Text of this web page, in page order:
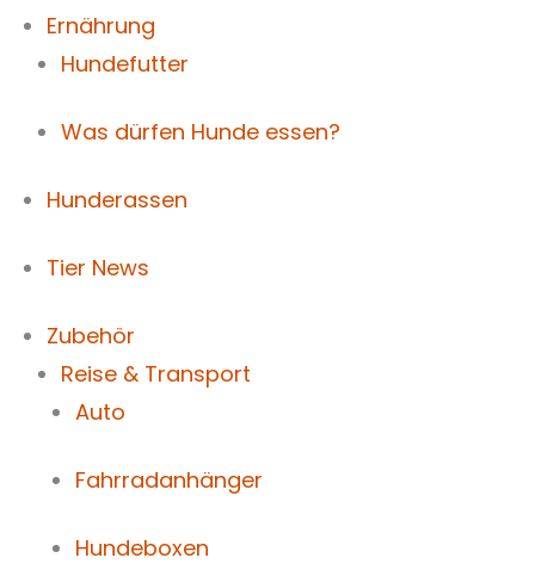
Ernährung
Hundefutter
Was dürfen Hunde essen?
Hunderassen
Tier News
Zubehör
Reise & Transport
Auto
Fahrradanhänger
Hundeboxen